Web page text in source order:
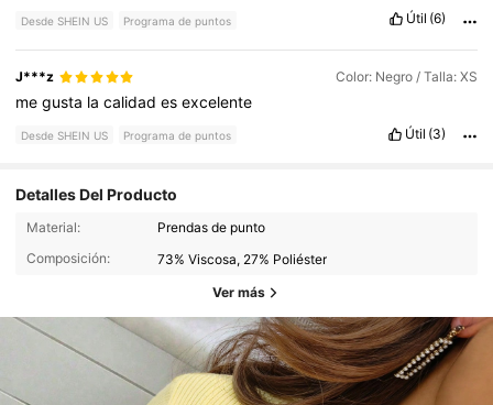
Desde SHEIN US Programa de puntos Útil (6)
J***z Color: Negro / Talla: XS
megusta lacalidadesexcelente
Desde SHEIN US Programa de puntos Útil (3)
Detalles Del Producto
Material:
Prendas de punto
Composición:
73% Viscosa, 27% Poliéster
Ver más